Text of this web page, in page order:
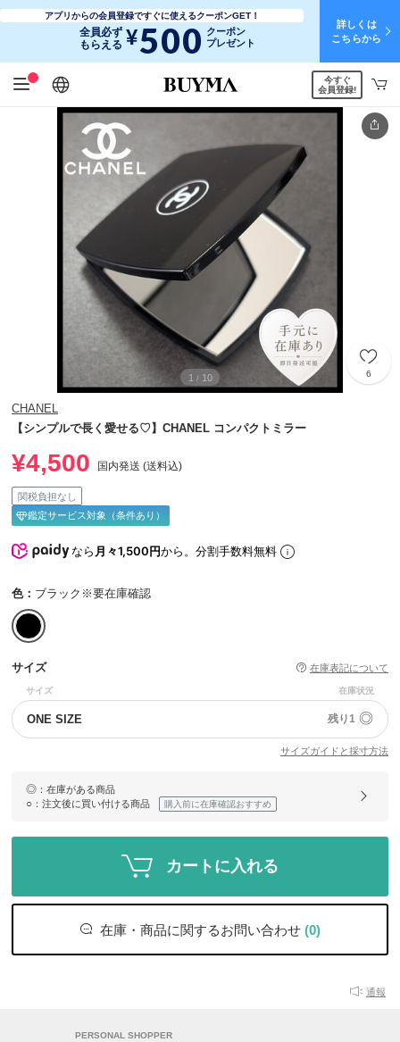
アプリからの会員登録ですぐに使えるクーポンGET！
全員必ず
もらえる ¥500 クーポン
プレゼント
詳しくは
こちらから
日本語
English
简体中文
繁體中文
今すぐ
会員登録!
1 / 10 6
CHANEL
【シンプルで長く愛せる♡】CHANEL コンパクトミラー
¥4,500 国内発送 (送料込)
関税負担なし
鑑定サービス対象（条件あり）
なら月々1,500円から。分割手数料無料
色： ブラック※要在庫確認
サイズ 在庫表記について
サイズ 在庫状況
ONE SIZE 残り1 ◎
サイズガイドと採寸方法
◎ ：在庫がある商品
○ ：注文後に買い付ける商品 購入前に在庫確認おすすめ
カートに入れる
在庫・商品に関するお問い合わせ (0)
通報
PERSONAL SHOPPER